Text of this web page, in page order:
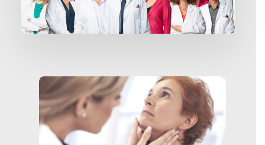
Aktuális
Kapcsolat
Kereső